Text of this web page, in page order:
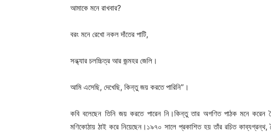
আমাকে মনে রাখবার?
বরং মনে রেখো নকল দাঁতের পাটি,
সন্ধ্যার চলচ্চিত্র আর জন্মহর জেলি।
আমি এসেছি, দেখেছি, কিন্তু জয় করতে পারিনি”।
কবি বলেছেন তিনি জয় করতে পারেন নি।কিন্তু তার অগণিত পাঠক মনে করেন
মণিকোঠায় ঠাই করে নিয়েছেন।১৯৭০ সালে প্রকাশিত হয় তাঁর রচিত